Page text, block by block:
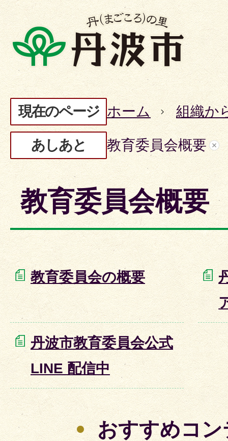
現在のページ ホーム 組織か
あしあと 教育委員会概要
教育委員会概要
教育委員会の概要
丹波市教育委員会公式
LINE 配信中
おすすめコ